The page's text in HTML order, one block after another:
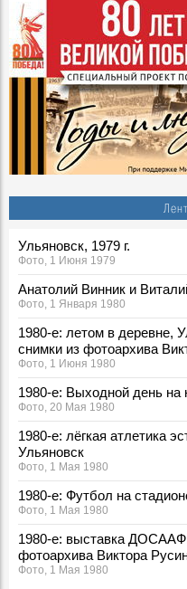
Ульяновск, 1979 г.
Фото, 1 Июня 1979
Анатолий Винник и
Фото, 1 Января 1980
1980-е: летом в деревне,
снимки из фотоархива
Фото, 1 Июня 1980
1980-е: Выходной день на
Фото, 20 Мая 1980
1980-е: лёгкая атлетика
Ульяновск
Фото, 1 Мая 1980
1980-е: Футбол на
Фото, 1 Мая 1980
1980-е: выставка
фотоархива Виктора
Фото, 1 Мая 1980